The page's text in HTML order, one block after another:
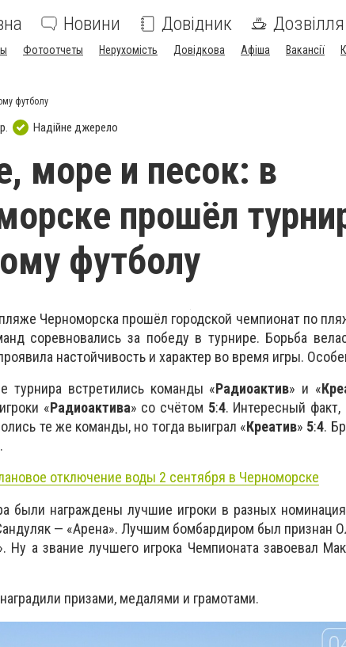
Новини Довідник Дозвілля
Фотоотчеты Нерухомість Довідкова Афіша Вакансії
футболу
Надійне джерело
море и песок: в
прошёл
футболу
Черноморска прошёл городской чемпионат по
соревновались за победу в турнире. Борьба
настойчивость и характер во время игры.
турнира встретились команды «Радиоактив» и «
«Радиоактива» со счётом 5:4. Интересный
те же команды, но тогда выиграл «Креатив» 5:4.
отключение воды 2 сентября в Черноморске
были награждены лучшие игроки в разных
— «Арена». Лучшим бомбардиром был признан
Ну а звание лучшего игрока Чемпионата завоевал
призами, медалями и грамотами.